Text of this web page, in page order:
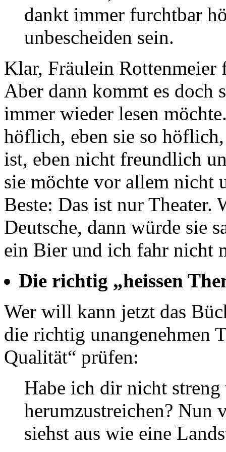
dankt immer furchtbar
unbescheiden sein.
Klar, Fräulein Rottenmeier
Aber dann kommt es doch
immer wieder lesen
höflich, eben sie so
ist, eben nicht freundlich
sie möchte vor allem nicht
Beste: Das ist nur Theater.
Deutsche, dann würde sie
ein Bier und ich fahr nicht
Die richtig „heissen
Wer will kann jetzt das
die richtig unangenehmen
Qualität“ prüfen:
Habe ich dir nicht
herumzustreichen? Nun
siehst aus wie eine